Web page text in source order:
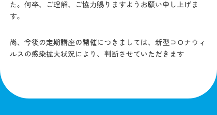
た。何卒、ご理解、ご協力賜りますようお願い申し上げま
す。
尚、今後の定期講座の開催につきましては、新型コロナウィ
ルスの感染拡大状況により、判断させていただきます